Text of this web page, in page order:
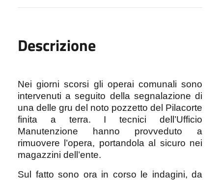
Descrizione
Nei giorni scorsi gli operai comunali sono
intervenuti a seguito della segnalazione di
una delle gru del noto pozzetto del Pilacorte
finita a terra. I tecnici dell’Ufficio
Manutenzione hanno provveduto a
rimuovere l’opera, portandola al sicuro nei
magazzini dell’ente.
Sul fatto sono ora in corso le indagini, da